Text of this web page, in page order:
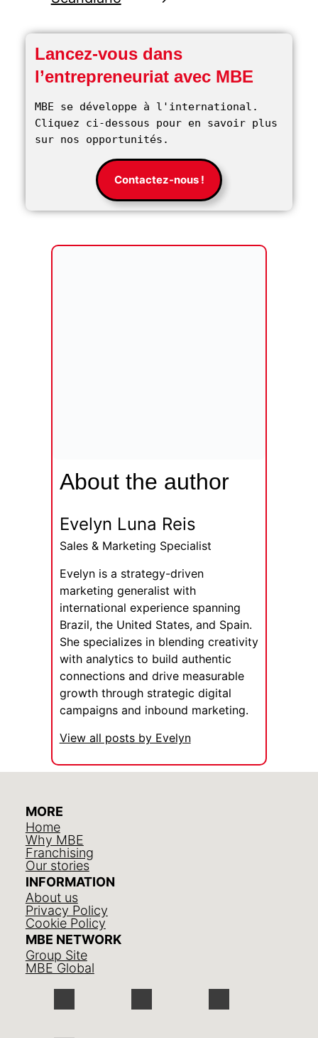
Lancez-vous dans
l’entrepreneuriat avec MBE
MBE se développe à l'international.
Cliquez ci-dessous pour en savoir plus
sur nos opportunités.
Contactez-nous !
About the author
Evelyn Luna Reis
Sales & Marketing Specialist
Evelyn is a strategy-driven
marketing generalist with
international experience spanning
Brazil, the United States, and Spain.
She specializes in blending creativity
with analytics to build authentic
connections and drive measurable
growth through strategic digital
campaigns and inbound marketing.
View all posts by Evelyn
MORE
Home
Why MBE
Franchising
Our stories
INFORMATION
About us
Privacy Policy
Cookie Policy
MBE NETWORK
Group Site
MBE Global